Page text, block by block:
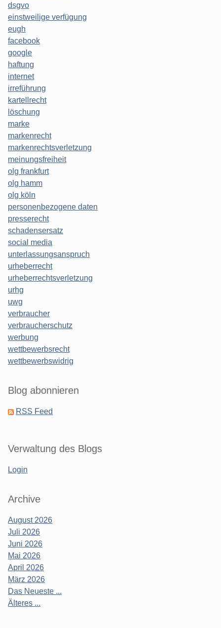
dsgvo
einstweilige verfügung
eugh
facebook
google
haftung
internet
irreführung
kartellrecht
löschung
marke
markenrecht
markenrechtsverletzung
meinungsfreiheit
olg frankfurt
olg hamm
olg köln
personenbezogene daten
presserecht
schadensersatz
social media
unterlassungsanspruch
urheberrecht
urheberrechtsverletzung
urhg
uwg
verbraucher
verbraucherschutz
werbung
wettbewerbsrecht
wettbewerbswidrig
Blog abonnieren
RSS Feed
Verwaltung des Blogs
Login
Archive
August 2026
Juli 2026
Juni 2026
Mai 2026
April 2026
März 2026
Das Neueste ...
Älteres ...